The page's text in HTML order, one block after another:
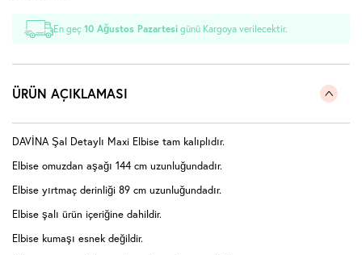
En geç10 Ağustos Pazartesi günü Kargoya verilecektir.
ÜRÜN AÇIKLAMASI
DAVİNA Şal Detaylı Maxi Elbise tam kalıplıdır.
Elbise omuzdan aşağı 144 cm uzunluğundadır.
Elbise yırtmaç derinliği 89 cm uzunluğundadır.
Elbise şalı ürün içeriğine dahildir.
Elbise kumaşı esnek değildir.